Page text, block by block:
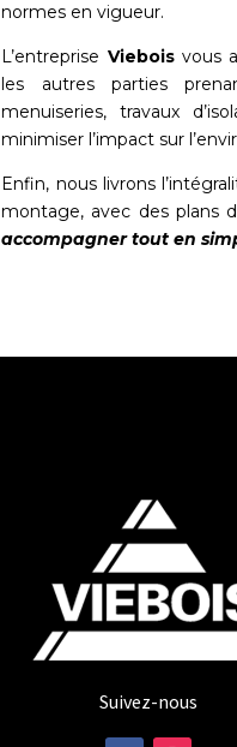
normes en vigueur.
L’entreprise Vieboisvous
les autres parties
menuiseries, travaux
minimiser l’impact sur
Enfin, nous livrons
montage, avec des plans
accompagner tout en
Suivez-nous